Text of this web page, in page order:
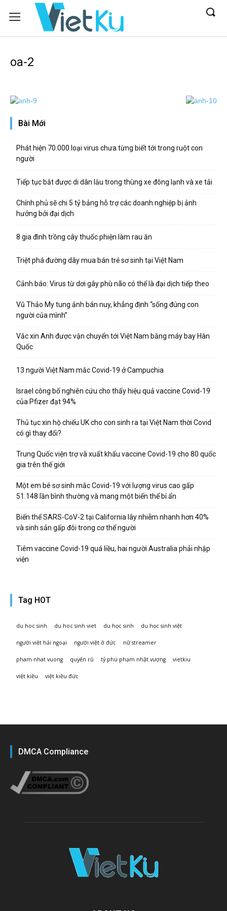
oa-2
Bài Mới
Phát hiện 70.000 loại virus chưa từng biết tới trong ruột con
người
Tiếp tục bắt được di dân lậu trong thùng xe đông lạnh và xe tải
Chính phủ sẽ chi 5 tỷ bảng hỗ trợ các doanh nghiệp bị ảnh
hưởng bởi đại dịch
8 gia đình trồng cây thuốc phiện làm rau ăn
Triệt phá đường dây mua bán trẻ sơ sinh tại Việt Nam
Cảnh báo: Virus từ dơi gây phù não có thể là đại dịch tiếp theo
Vũ Thảo My tung ảnh bán nuy, khẳng định “sống đúng con
người của mình”
Vắc xin Anh được vận chuyển tới Việt Nam bằng máy bay Hàn
Quốc
13 người Việt Nam mắc Covid-19 ở Campuchia
Israel công bố nghiên cứu cho thấy hiệu quả vaccine Covid-19
của Pfizer đạt 94%
Thủ tục xin hộ chiếu UK cho con sinh ra tại Việt Nam thời Covid
có gì thay đổi?
Trung Quốc viện trợ và xuất khẩu vaccine Covid-19 cho 80 quốc
gia trên thế giới
Một em bé sơ sinh mắc Covid-19 với lượng virus cao gấp
51.148 lần bình thường và mang một biến thể bí ẩn
Biến thể SARS-CoV-2 tại California lây nhiễm nhanh hơn 40%
và sinh sản gấp đôi trong cơ thể người
Tiêm vaccine Covid-19 quá liều, hai người Australia phải nhập
viện
Tag HOT
du hoc sinh du hoc sinh viet du học sinh du học sinh việt
người việt hải ngoại người việt ở đức nữ streamer
pham nhat vuong quyến rũ tỷ phú phạm nhật vượng vietkiu
việt kiều việt kiều đức
DMCA Compliance